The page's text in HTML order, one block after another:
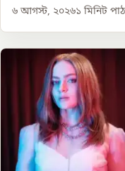
৬ আগস্ট, ২০২৬১ মিনিট পাঠ